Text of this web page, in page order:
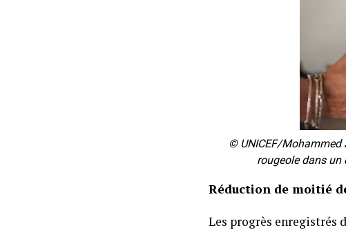
© UNICEF/Mohammed
rougeole dans un
Réduction de moitié
Les progrès enregistrés